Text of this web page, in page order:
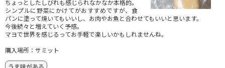
ちょっとしたしびれも感じられなかなか本格的。
シンプルに野菜にかけてがおすすめですが、食
パンに塗って焼いてもいいし、お肉やお魚と合わせてもいいと思います。
今後続々と増えていく予感。
マヨで世界を感じるってお手軽で楽しいかもしれませんね。
購入場所：サミット
うま味がある